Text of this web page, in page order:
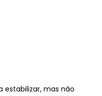
estabilizar, mas não